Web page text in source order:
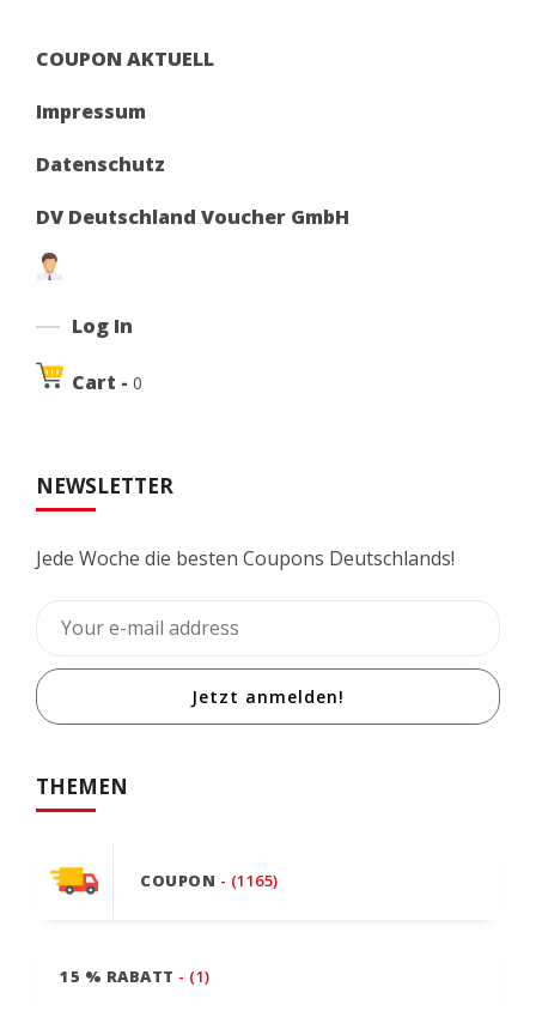
COUPON AKTUELL
Impressum
Datenschutz
DV Deutschland Voucher GmbH
Log In
Cart - 0
NEWSLETTER
Jede Woche die besten Coupons Deutschlands!
Jetzt anmelden!
THEMEN
COUPON - (1165)
15 % RABATT - (1)